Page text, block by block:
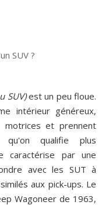
SUV)est un peu floue.
intérieur généreux,
et prennent
qualifie plus
caractérise par une
avec les SUT à
aux pick-ups. Le
Wagoneer de 1963,